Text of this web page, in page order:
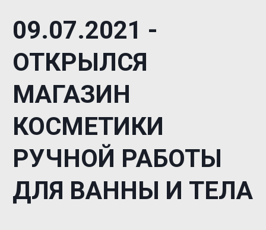
09.07.2021 -
ОТКРЫЛСЯ
МАГАЗИН
КОСМЕТИКИ
РУЧНОЙ РАБОТЫ
ДЛЯ ВАННЫ И ТЕЛА